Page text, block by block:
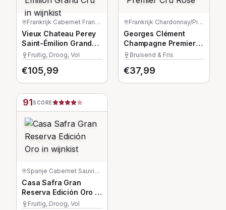
Frankrijk· Cabernet Franc/Cabernet Sauvignon/Merlot
Vieux Chateau Perey
Saint-Émilion Grand
Cru in wijnkist
Fruitig, Droog, Vol
€105,99
Frankrijk· Chardonnay/Pinot Noir
Georges Clément
Champagne Premier
Cru Rosé
Bruisend & Fris
€37,99
91SCORE
Spanje· Cabernet Sauvignon/Garnacha/Tempranillo
Casa Safra Gran
Reserva Edición Oro in
wijnkist
Fruitig, Droog, Vol